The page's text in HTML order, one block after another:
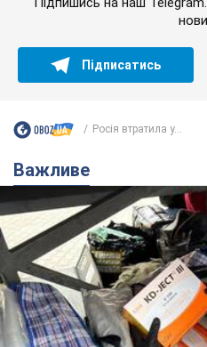
Підписатись
Росія втратила у...
Важливе